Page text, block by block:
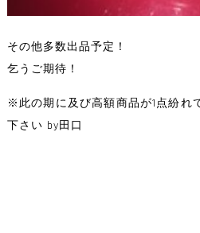
その他多数出品予定！
乞うご期待！
※此の期に及び高額商品が1点紛れ
下さい by田口